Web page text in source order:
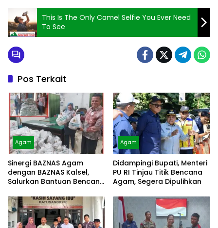
This Is The Only Camel Selfie You Ever Need
To See
Pos Terkait
Agam
Sinergi BAZNAS Agam
dengan BAZNAS Kalsel,
Salurkan Bantuan Bencana
Agam
Didampingi Bupati, Menteri
PU RI Tinjau Titik Bencana
Agam, Segera Dipulihkan